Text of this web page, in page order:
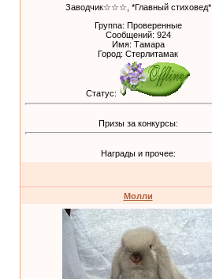
Заводчик☆☆☆, *Главный стиховед*
Группа: Проверенные
Сообщений: 924
Имя: Тамара
Город: Стерлитамак
Статус:
Призы за конкурсы:
Награды и прочее:
Молли